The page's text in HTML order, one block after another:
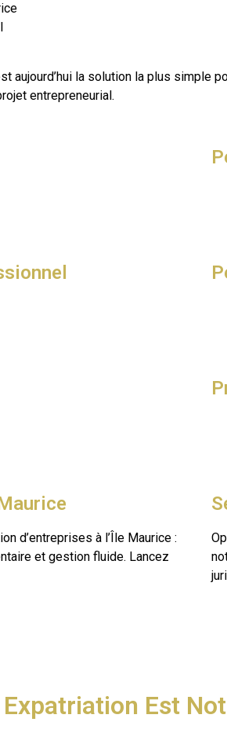
aujourd’hui la solution la plus simple
entrepreneurial.
d’entreprises à l’Île Maurice :
et gestion fluide. Lancez
Est